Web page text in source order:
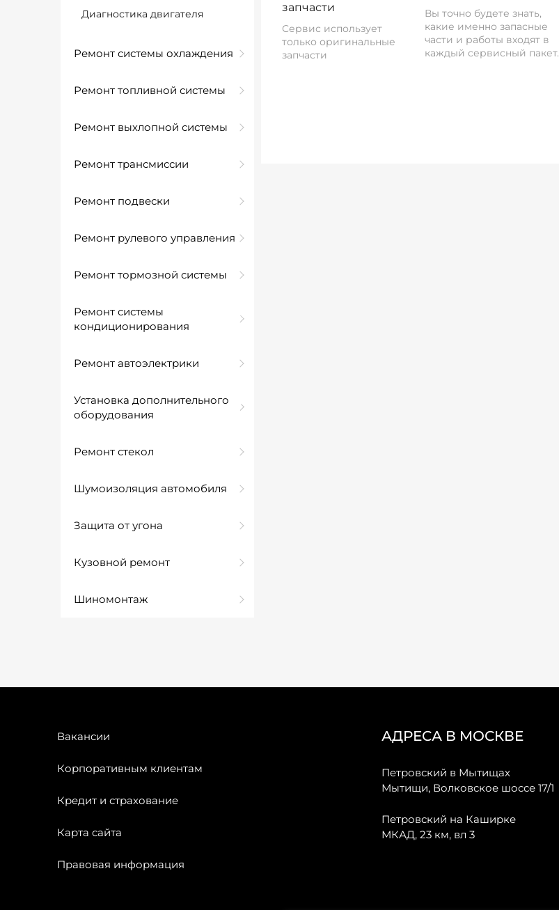
Диагностика двигателя
Ремонт системы охлаждения
Ремонт топливной системы
Ремонт выхлопной системы
Ремонт трансмиссии
Ремонт подвески
Ремонт рулевого управления
Ремонт тормозной системы
Ремонт системы
кондиционирования
Ремонт автоэлектрики
Установка дополнительного
оборудования
Ремонт стекол
Шумоизоляция автомобиля
Защита от угона
Кузовной ремонт
Шиномонтаж
запчасти
Сервис использует
только оригинальные
запчасти
Вы точно будете знать,
какие именно запасные
части и работы входят в
каждый сервисный пакет.
Вакансии
Корпоративным клиентам
Кредит и страхование
Карта сайта
Правовая информация
АДРЕСА В МОСКВЕ
Петровский в Мытищах
Мытищи, Волковское шоссе 17/1
Петровский на Каширке
МКАД, 23 км, вл 3